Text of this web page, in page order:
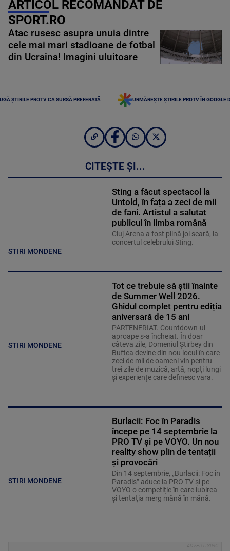
ARTICOL RECOMANDAT DE
SPORT.RO
Atac rusesc asupra unuia dintre
cele mai mari stadioane de fotbal
din Ucraina! Imagini uluitoare
ȘTIRILE PROTV CA SURSĂ PREFERATĂ URMĂREȘTE ȘTIRILE PROTV ÎN GOOGLE
CITEȘTE ȘI...
STIRI MONDENE
Sting a făcut spectacol la
Untold, în fața a zeci de mii
de fani. Artistul a salutat
publicul în limba română
Cluj Arena a fost plină joi seară, la
concertul celebrului Sting.
STIRI MONDENE
Tot ce trebuie să știi înainte
de Summer Well 2026.
Ghidul complet pentru ediția
aniversară de 15 ani
PARTENERIAT. Countdown-ul
aproape s-a încheiat. În doar
câteva zile, Domeniul Știrbey din
Buftea devine din nou locul în care
zeci de mii de oameni vin pentru
trei zile de muzică, artă, nopți lungi
și experiențe care definesc vara.
STIRI MONDENE
Burlacii: Foc în Paradis
începe pe 14 septembrie la
PRO TV și pe VOYO. Un nou
reality show plin de tentații
și provocări
Din 14 septembrie, „Burlacii: Foc în
Paradis” aduce la PRO TV și pe
VOYO o competiție în care iubirea
și tentația merg mână în mână.